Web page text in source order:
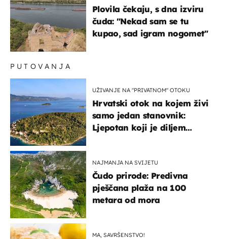
Plovila čekaju, s dna izviru
čuda: "Nekad sam se tu
kupao, sad igram nogomet"
PUTOVANJA
UŽIVANJE NA "PRIVATNOM" OTOKU
Hrvatski otok na kojem živi
samo jedan stanovnik:
Ljepotan koji je diljem
NAJMANJA NA SVIJETU
Čudo prirode: Predivna
pješčana plaža na 100
metara od mora
MA, SAVRŠENSTVO!